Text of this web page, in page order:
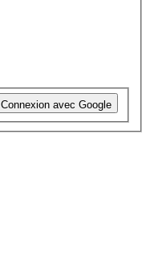
Connexion avec Google